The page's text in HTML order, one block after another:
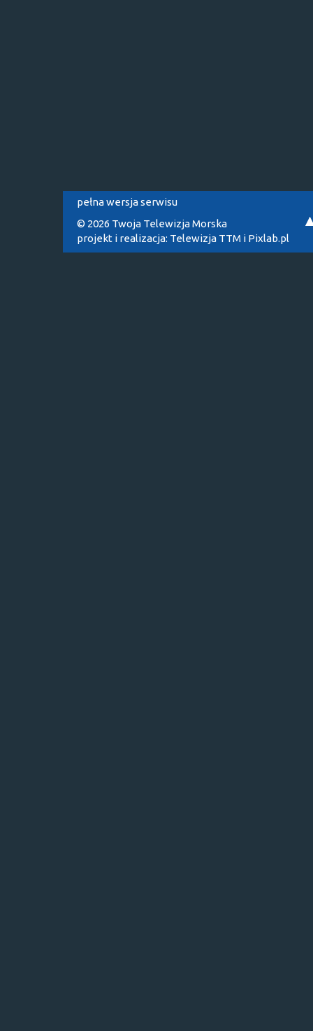
pełna wersja serwisu
© 2026 Twoja Telewizja Morska
projekt i realizacja: Telewizja TTM i Pixlab.pl